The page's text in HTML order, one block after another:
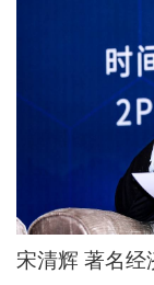
宋清辉 著名经